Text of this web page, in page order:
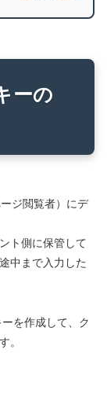
ーの
ジ閲覧者）にデ
ト側に保管して
中まで入力した
を作成して、ク
。